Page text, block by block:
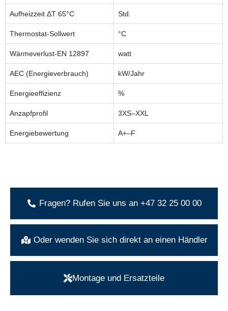
Aufheizzeit ΔT 65°C Std.
Thermostat-Sollwert °C
Wärmeverlust-EN 12897 watt
AEC (Energieverbrauch) kW/Jahr
Energieeffizienz %
Anzapfprofil 3XS–XXL
Energiebewertung A+–F
Fragen? Rufen Sie uns an +47 32 25 00 00
Oder wenden Sie sich direkt an einen Händler
Montage und Ersatzteile